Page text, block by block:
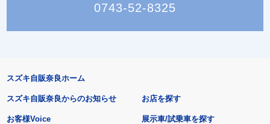
0743-52-8325
スズキ自販奈良ホーム
スズキ自販奈良からのお知らせ
お客様Voice
お店を探す
展示車/試乗車を探す